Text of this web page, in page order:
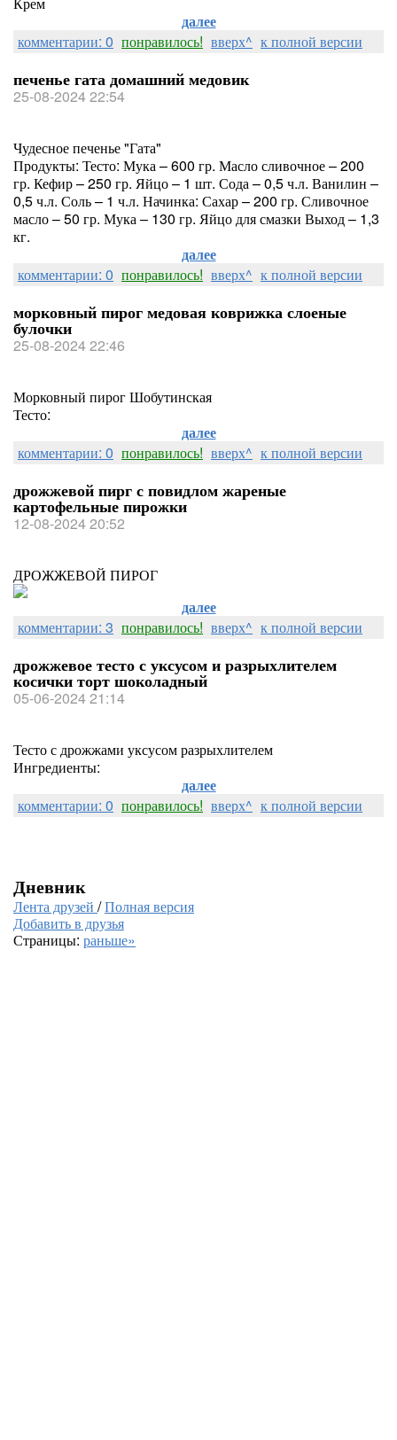
далее
комментарии: 0 понравилось! вверх^ к полной версии
печенье гата домашний медовик
25-08-2024 22:54
Чудесное печенье "Гата"
Продукты: Тесто: Мука – 600 гр. Масло сливочное – 200
гр. Кефир – 250 гр. Яйцо – 1 шт. Сода – 0,5 ч.л. Ванилин –
0,5 ч.л. Соль – 1 ч.л. Начинка: Сахар – 200 гр. Сливочное
масло – 50 гр. Мука – 130 гр. Яйцо для смазки Выход – 1,3
кг.
далее
комментарии: 0 понравилось! вверх^ к полной версии
морковный пирог медовая коврижка слоеные
булочки
25-08-2024 22:46
Морковный пирог Шобутинская
Тесто:
далее
комментарии: 0 понравилось! вверх^ к полной версии
дрожжевой пирг с повидлом жареные
картофельные пирожки
12-08-2024 20:52
ДРОЖЖЕВОЙ ПИРОГ
далее
комментарии: 3 понравилось! вверх^ к полной версии
дрожжевое тесто с уксусом и разрыхлителем
косички торт шоколадный
05-06-2024 21:14
Тесто с дрожжами уксусом разрыхлителем
Ингредиенты:
далее
комментарии: 0 понравилось! вверх^ к полной версии
Дневник
Лента друзей /Полная версия
Добавить в друзья
Страницы: раньше»